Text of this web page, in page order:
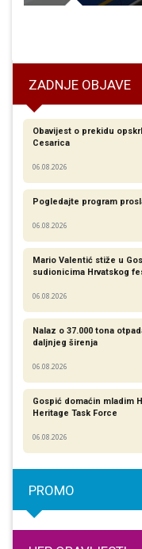
ZADNJE OBJAVE
Obavijest o prekidu
Cesarica
06.08.2026
Pogledajte program
06.08.2026
Mario Valentić stiže u
sudionicima Hrvatskog
06.08.2026
Nalaz o 37.000 tona
daljnjeg širenja
06.08.2026
Gospić domaćin mladim
Heritage Task Force
06.08.2026
PROMO